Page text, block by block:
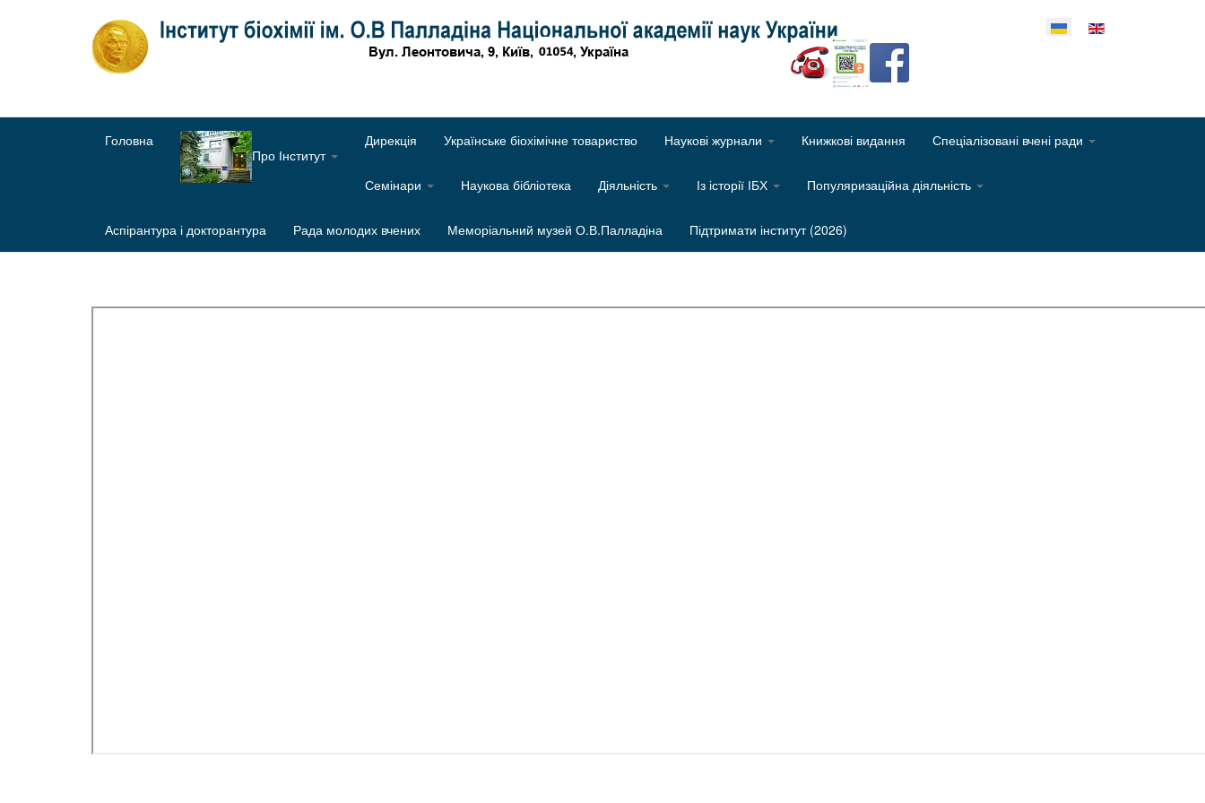
Оберіть свою мову
Головна
Про Інститут
Дирекція Українське біохімічне товариство Наукові журнали Книжкові видання Спеціалізовані вчені ради
Семінари Наукова бібліотека Діяльність Із історії ІБХ Популяризаційна діяльність
Аспірантура і докторантура Рада молодих вчених Меморіальний музей О.В.Палладіна Підтримати інститут (2026)